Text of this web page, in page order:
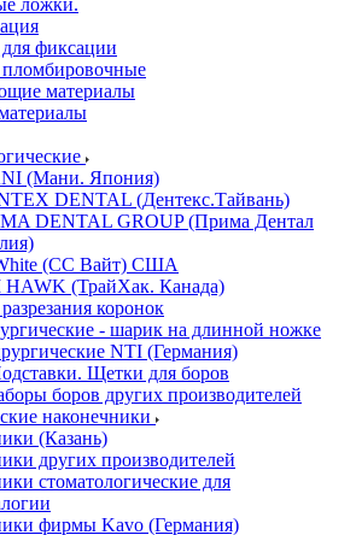
ложки.
фиксации
материалы
(Мани. Япония)
DENTAL (Дентекс.Тайвань)
DENTAL GROUP (Прима Дентал
(СС Вайт) США
(ТрайХак. Канада)
коронок
- шарик на длинной ножке
NTI (Германия)
Щетки для боров
боров других производителей
наконечники
(Казань)
других производителей
стоматологические для
фирмы Kavo (Германия)